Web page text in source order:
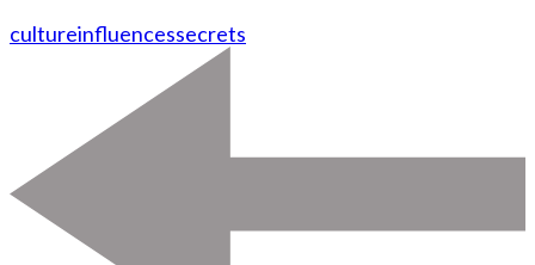
cultureinfluencessecrets